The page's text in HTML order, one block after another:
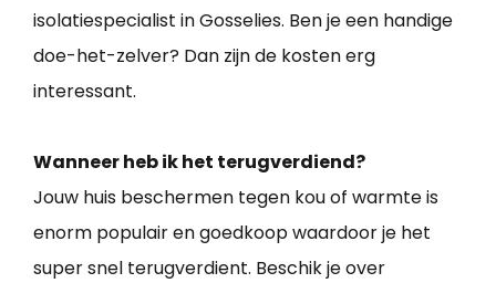
isolatiespecialist in Gosselies. Ben je een handige
doe-het-zelver? Dan zijn de kosten erg
interessant.
Wanneer heb ik het terugverdiend?
Jouw huis beschermen tegen kou of warmte is
enorm populair en goedkoop waardoor je het
super snel terugverdient. Beschik je over